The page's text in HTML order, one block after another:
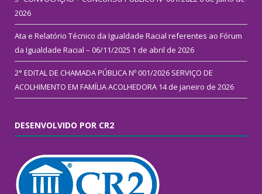
2026
Ata e Relatório Técnico da Igualdade Racial referentes ao Fórum
da Igualdade Racial – 06/11/2025 1 de abril de 2026
2° EDITAL DE CHAMADA PÚBLICA Nº 001/2026 SERVIÇO DE
ACOLHIMENTO EM FAMÍLIA ACOLHEDORA 14 de janeiro de 2026
DESENVOLVIDO POR CR2